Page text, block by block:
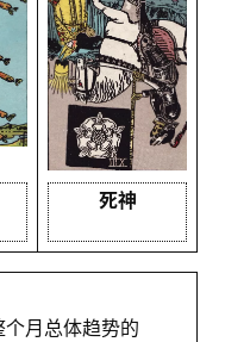
死神
月总体趋势的